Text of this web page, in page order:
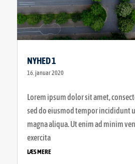
NYHED 1
16. januar 2020
Lorem ipsum dolor sit amet,
sed do eiusmod tempor incididunt
magna aliqua. Ut enim ad minim
exercita
LÆS MERE